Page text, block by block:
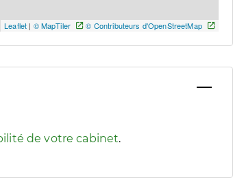
Leaflet | © MapTiler © Contributeurs d'OpenStreetMap
informations d'accessibilité associées
de votre cabinet.